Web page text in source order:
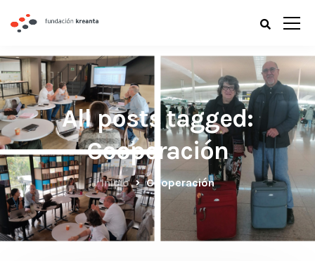
All posts tagged:
Cooperación
Inicio Cooperación